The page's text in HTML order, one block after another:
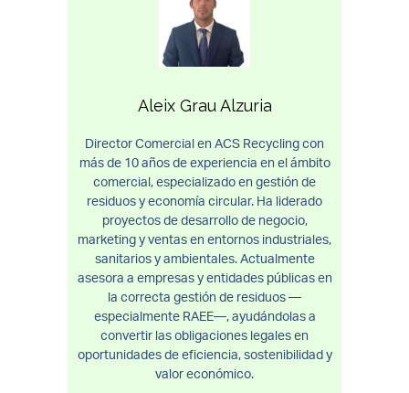
Aleix Grau Alzuria
Director Comercial en ACS Recycling con
más de 10 años de experiencia en el ámbito
comercial, especializado en gestión de
residuos y economía circular. Ha liderado
proyectos de desarrollo de negocio,
marketing y ventas en entornos industriales,
sanitarios y ambientales. Actualmente
asesora a empresas y entidades públicas en
la correcta gestión de residuos —
especialmente RAEE—, ayudándolas a
convertir las obligaciones legales en
oportunidades de eficiencia, sostenibilidad y
valor económico.